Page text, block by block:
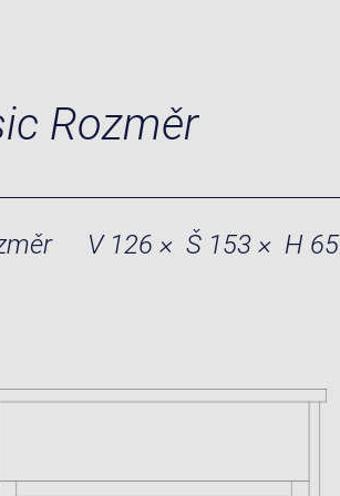
Rozměr
V 126 × Š 153 × H 65